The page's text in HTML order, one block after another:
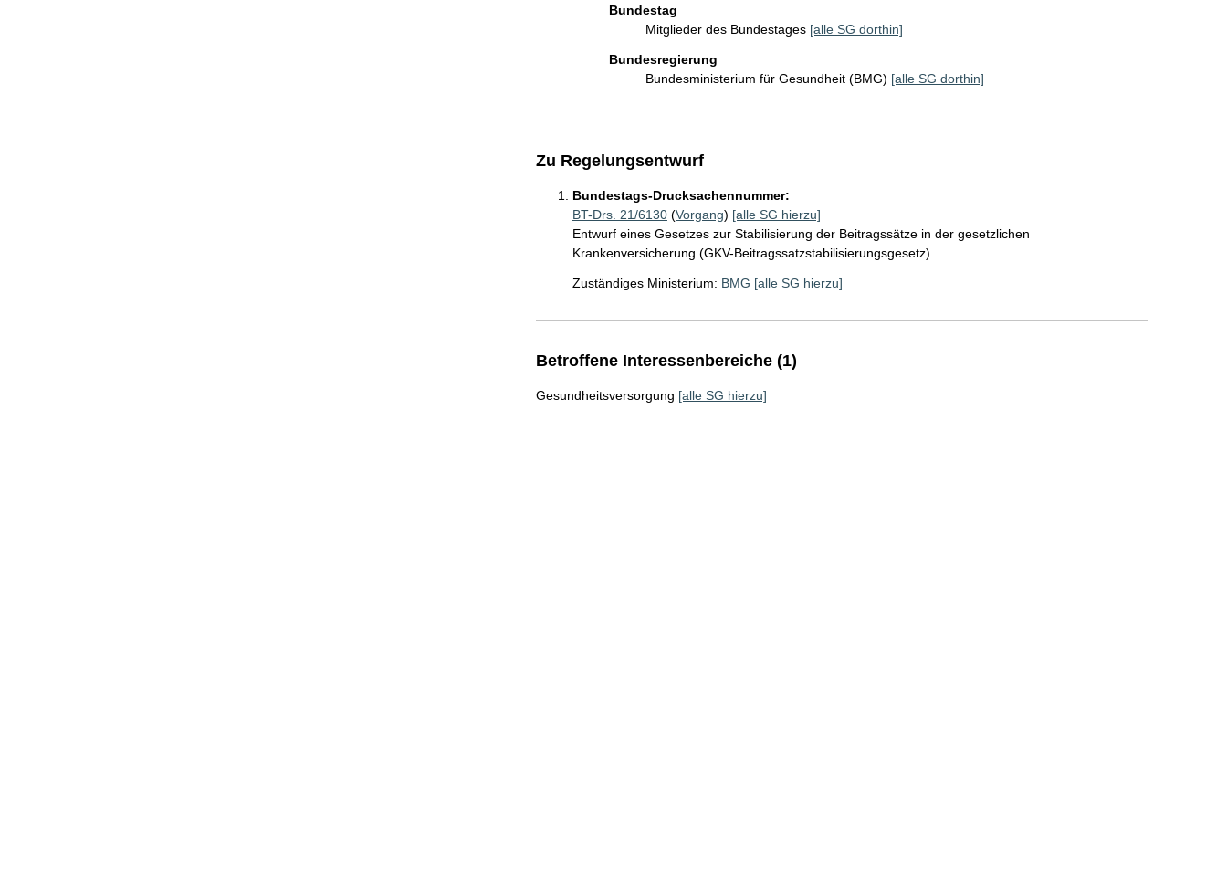
Bundestag
Mitglieder des Bundestages [alle SG dorthin]
Bundesregierung
Bundesministerium für Gesundheit (BMG) [alle SG dorthin]
Zu Regelungsentwurf
Bundestags-Drucksachennummer:
BT-Drs. 21/6130(Vorgang) [alle SG hierzu]
Entwurf eines Gesetzes zur Stabilisierung der Beitragssätze in der gesetzlichen
Krankenversicherung (GKV-Beitragssatzstabilisierungsgesetz)
Zuständiges Ministerium: BMG [alle SG hierzu]
Betroffene Interessenbereiche (1)
Gesundheitsversorgung [alle SG hierzu]